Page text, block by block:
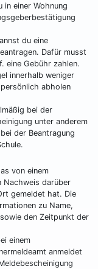
in einer Wohnung
du eine
Dafür musst
eine Gebühr zahlen.
innerhalb weniger
abholen
bei der
unter anderem
der Beantragung
von einem
Nachweis darüber
gemeldet hat. Die
zu Name,
den Zeitpunkt der
einem
anmeldet